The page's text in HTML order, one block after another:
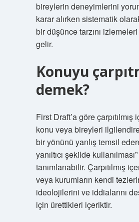
bireylerin deneyimlerini
karar alırken sistematik
bir düşünce tarzını
gelir.
Konuyu
demek?
First Draft’a göre çarpıtılmış
konu veya bireyleri
bir yönünü yanlış temsil
yanıltıcı şekilde
tanımlanabilir. Çarpıtılmış
veya kurumların kendi
ideolojilerini ve iddialarını
için ürettikleri içeriktir.